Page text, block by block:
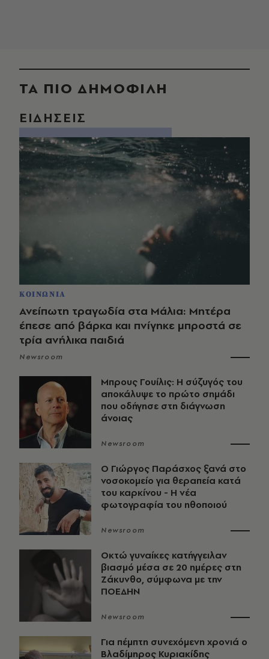
ΤΑ ΠΙΟ ΔΗΜΟΦΙΛΗ
ΕΙΔΗΣΕΙΣ
ΚΟΙΝΩΝΙΑ
Ανείπωτη τραγωδία στα Μάλια: Μητέρα
έπεσε από βάρκα και πνίγηκε μπροστά σε
τρία ανήλικα παιδιά
Newsroom
Μπρους Γουίλις: Η σύζυγός του
αποκάλυψε το πρώτο σημάδι
που οδήγησε στη διάγνωση
άνοιας
Newsroom
O Γιώργος Παράσχος ξανά στο
νοσοκομείο για θεραπεία κατά
του καρκίνου - Η νέα
φωτογραφία του ηθοποιού
Newsroom
Οκτώ γυναίκες κατήγγειλαν
βιασμό μέσα σε 20 ημέρες στη
Ζάκυνθο, σύμφωνα με την
ΠΟΕΔΗΝ
Newsroom
Για πέμπτη συνεχόμενη χρονιά ο
Βλαδίμηρος Κυριακίδης